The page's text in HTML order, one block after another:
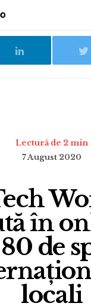
Lectură de 2 min
7 August 2020
în
80 de
locali